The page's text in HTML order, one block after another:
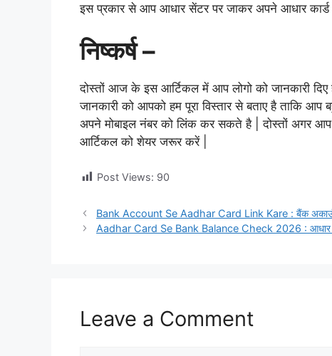
इस प्रकार से आप आधार सेंटर पर जाकर अपने आधार
निष्कर्ष –
दोस्तों आज के इस आर्टिकल में आप लोगो को जानकारी
जानकारी को आपको हम पूरा विस्तार से बताए है ताकि
अपने मोबाइल नंबर को लिंक कर सकते है | दोस्तों अगर
आर्टिकल को शेयर जरूर करें |
Post Views: 90
Bank Account Se Aadhar Card Link Kare : बैंक
Aadhar Card Se Bank Balance Check 2026 :
Leave a Comment